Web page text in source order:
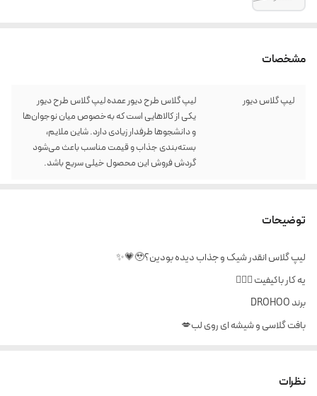
مشخصات
لیپ گلاس دیور
لیپ گلاس طرح دیور عمده لیپ گلاس طرح دیور
یکی از کالاهایی است که به‌خصوص میان نوجوان‌ها
و دانشجوها طرفدار زیادی دارد. شاین ملایم،
بسته‌بندی جذاب و قیمت مناسب باعث می‌شود
گردش فروش این محصول خیلی سریع باشد.
توضیحات
لیپ گلاس انقدر شیک و جذاب دیده بودین؟🥹💗✨
یه کار باکیفیت 👌🏻✨
برند DROHOO
بافت گلاسی و شیشه ای روی لب💋
نظرات